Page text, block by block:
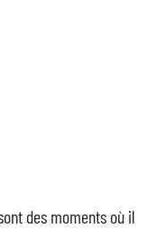
des moments où il